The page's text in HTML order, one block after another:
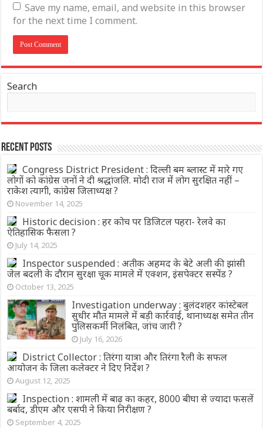
Save my name, email, and website in this browser
for the next time I comment.
Search
Recent Posts
Congress District President : दिल्ली बम ब्लास्ट में मारे गए
लोगों को कांग्रेस जनों ने दी श्रद्धांजलि. मोदी राज में लोग सुरक्षित नहीं –
राकेश त्यागी, कांग्रेस जिलाध्यक्ष ?
November 14, 2025
Historic decision : हर कोच पर डिजिटल पहरा- रेलवे का
ऐतिहासिक फैसला ?
July 14, 2025
Inspector suspended : अतीक अहमद के बेटे अली की झांसी
जेल बदली के दौरान सुरक्षा चूक मामले में एक्शन, इंसपेक्टर सस्पेंड ?
October 13, 2025
Investigation underway : बुलंदशहर कांस्टेबल
सुधीर मौत मामले में बड़ी कार्रवाई, थानाध्यक्ष समेत तीन
पुलिसकर्मी निलंबित, जांच जारी ?
July 16, 2026
District Collector : तिरंगा यात्रा और तिरंगा रैली के सफल
आयोजन के जिला कलेक्टर ने दिए निर्देश ?
August 12, 2025
Inspection : शामली में बाढ़ का कहर, 8000 बीघा से ज्यादा फसलें
बर्बाद, डीएम और एसपी ने किया निरीक्षण ?
September 4, 2025